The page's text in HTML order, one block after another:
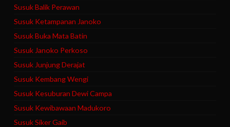
Susuk Balik Perawan
Susuk Ketampanan Janoko
Susuk Buka Mata Batin
Susuk Janoko Perkoso
Susuk Junjung Derajat
Susuk Kembang Wengi
Susuk Kesuburan Dewi Campa
Susuk Kewibawaan Madukoro
Susuk Siker Gaib